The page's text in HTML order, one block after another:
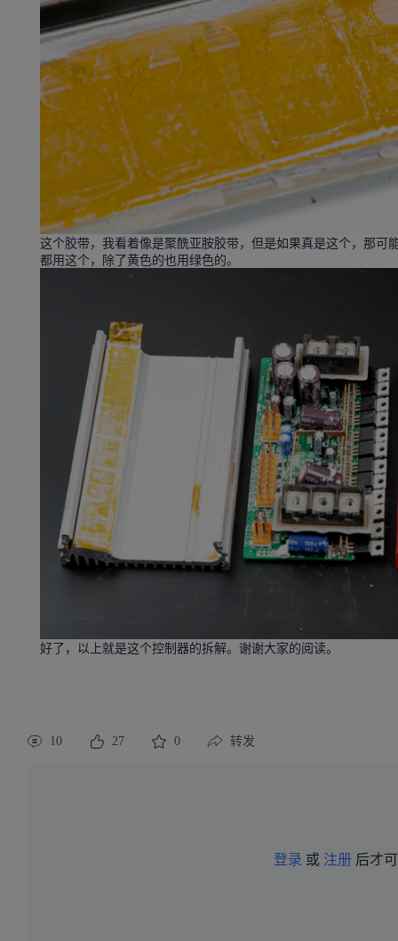
这个胶带，我看着像是聚酰亚胺胶带，但是如果真是这个，那
都用这个，除了黄色的也用绿色的。
好了，以上就是这个控制器的拆解。谢谢大家的阅读。
10 27 0 转发
登录 或 注册 后才